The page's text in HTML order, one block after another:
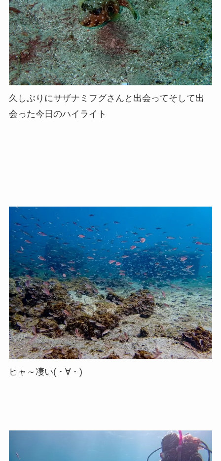
久しぶりにサザナミフグさんと出会ってそして出
会った今日のハイライト
ヒャ～凄い(・∀・)